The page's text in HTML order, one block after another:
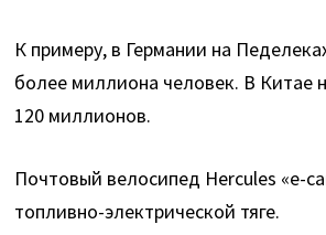
К примеру, в Германии на
более миллиона человек. В Китае
120 миллионов.
Почтовый велосипед Hercules «e-
топливно-электрической тяге.